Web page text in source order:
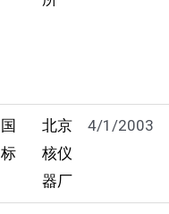
国
标
北京
核仪
器厂
4/1/2003